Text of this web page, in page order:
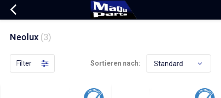
Neolux (3)
Filter Sortieren nach: